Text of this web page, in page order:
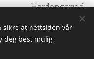
Hardangervid
hele familien
og opplev
sikre at nettsiden vår
deg best mulig